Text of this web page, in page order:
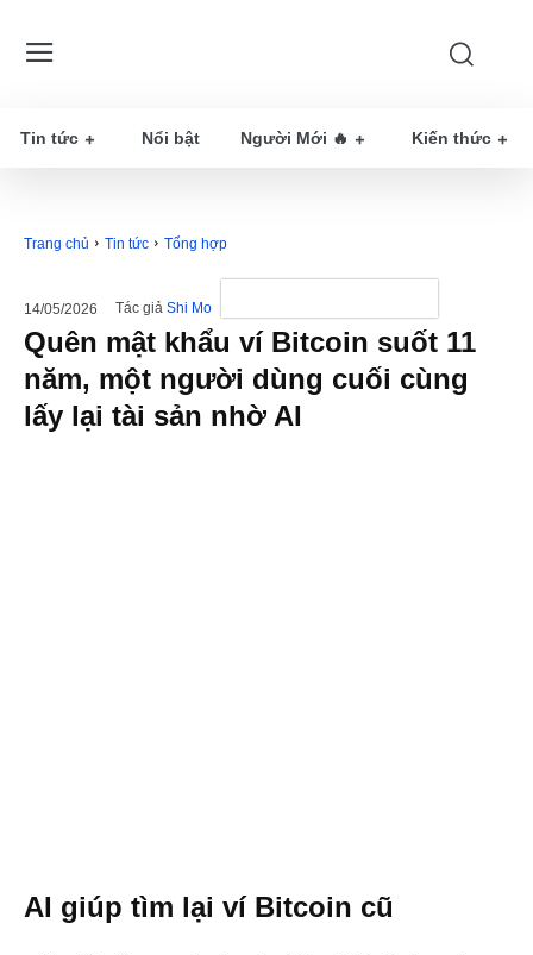
Tin tức Nổi bật Người Mới 🔥 Kiến thức
Trang chủ Tin tức Tổng hợp
14/05/2026 Tác giả Shi Mo
Quên mật khẩu ví Bitcoin suốt 11
năm, một người dùng cuối cùng
lấy lại tài sản nhờ AI
AI giúp tìm lại ví Bitcoin cũ